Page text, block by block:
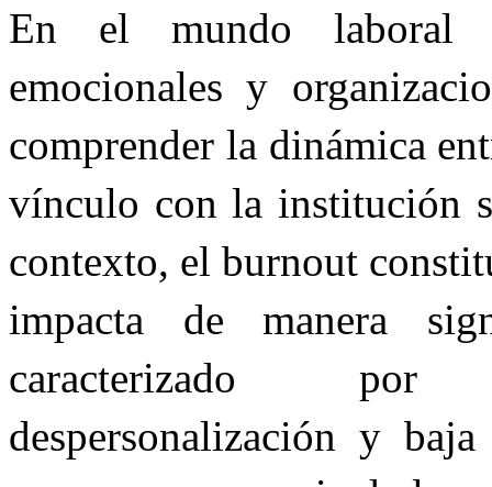
En el mundo laboral
emocionales y
comprender la dinámica
vínculo con la institución
contexto, el burnout
impacta de manera
caracterizado por
despersonalización y